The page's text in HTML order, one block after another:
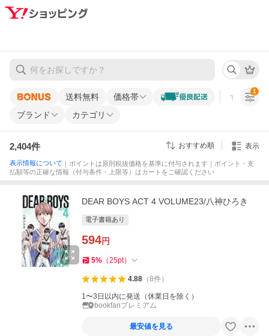
送料無料 価格帯 すべての条
ブランド カテゴリ
1
2,404件 おすすめ順 表示
表示情報について ｜ポイントは原則税抜価格を基準に付与されます｜ポイント・支
払額等の正確な情報（付与条件・上限等）はカートをご確認ください
DEAR BOYS ACT 4 VOLUME23/八神ひろき
電子書籍あり
594円
5% （25pt）
4.88（8件）
1〜3日以内に発送（休業日を除く）
bookfanプレミアム
最安値を見る